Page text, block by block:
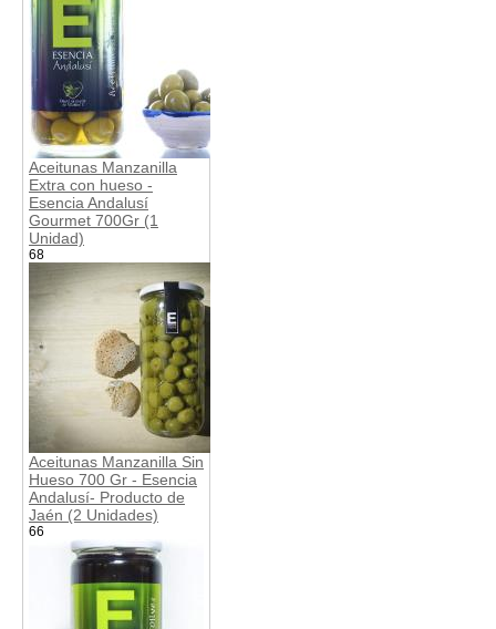
Aceitunas Manzanilla
Extra con hueso -
Esencia Andalusí
Gourmet 700Gr (1
Unidad)
68
Aceitunas Manzanilla Sin
Hueso 700 Gr - Esencia
Andalusí- Producto de
Jaén (2 Unidades)
66